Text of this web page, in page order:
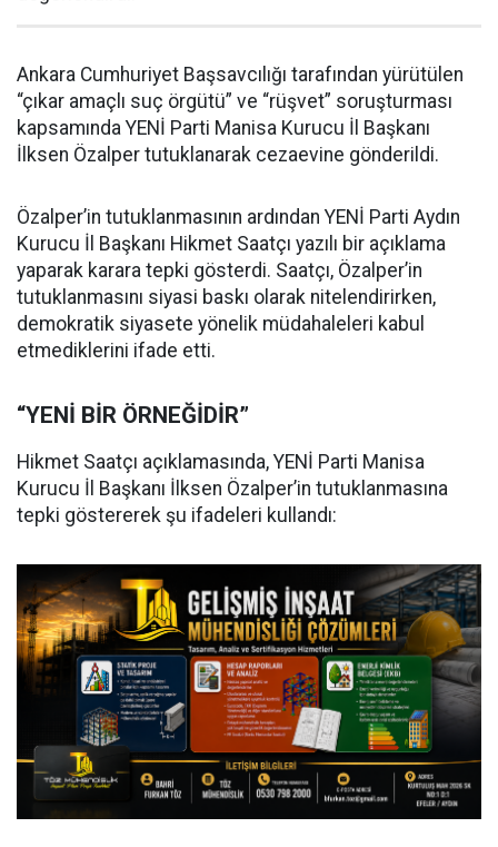
Ankara Cumhuriyet Başsavcılığı tarafından yürütülen
“çıkar amaçlı suç örgütü” ve “rüşvet” soruşturması
kapsamında YENİ Parti Manisa Kurucu İl Başkanı
İlksen Özalper tutuklanarak cezaevine gönderildi.
Özalper’in tutuklanmasının ardından YENİ Parti Aydın
Kurucu İl Başkanı Hikmet Saatçı yazılı bir açıklama
yaparak karara tepki gösterdi. Saatçı, Özalper’in
tutuklanmasını siyasi baskı olarak nitelendirirken,
demokratik siyasete yönelik müdahaleleri kabul
etmediklerini ifade etti.
“YENİ BİR ÖRNEĞİDİR”
Hikmet Saatçı açıklamasında, YENİ Parti Manisa
Kurucu İl Başkanı İlksen Özalper’in tutuklanmasına
tepki göstererek şu ifadeleri kullandı: